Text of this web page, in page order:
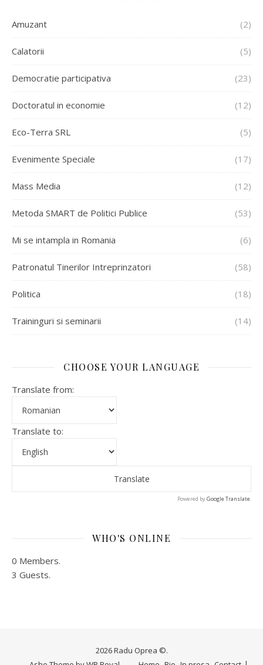
Amuzant (2)
Calatorii (5)
Democratie participativa (23)
Doctoratul in economie (12)
Eco-Terra SRL (5)
Evenimente Speciale (17)
Mass Media (12)
Metoda SMART de Politici Publice (53)
Mi se intampla in Romania (6)
Patronatul Tinerilor Intreprinzatori (58)
Politica (18)
Traininguri si seminarii (14)
CHOOSE YOUR LANGUAGE
Translate from:
Translate to:
Powered byGoogle Translate.
WHO'S ONLINE
0 Members.
3 Guests.
2026 Radu Oprea ©.